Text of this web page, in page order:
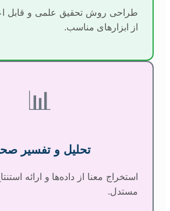
طراحی روش تحقیق علمی و قابل
از ابزارهای مناسب.
📊
تحلیل و تفسیر
استخراج معنا از داده‌ها و ارائه
مستدل.